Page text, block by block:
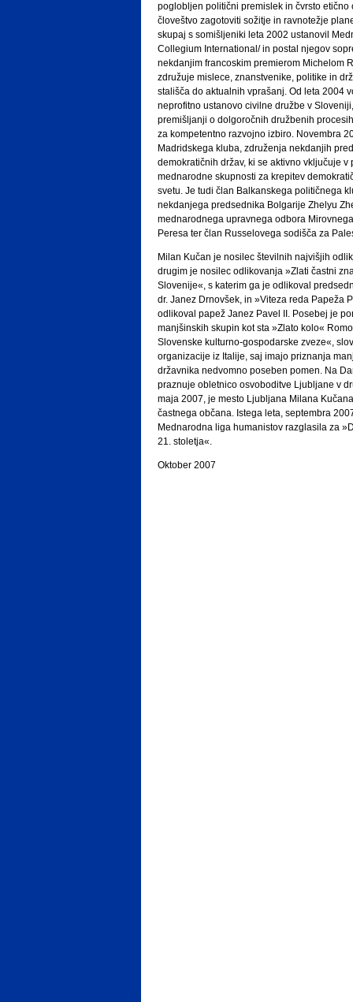
poglobljen politični premislek in čvrsto etično
človeštvo zagotoviti sožitje in ravnotežje
skupaj s somišljeniki leta 2002 ustanovil
Collegium International/ in postal njegov
nekdanjim francoskim premierom Michelom
združuje mislece, znanstvenike, politike in
stališča do aktualnih vprašanj. Od leta 2004
neprofitno ustanovo civilne družbe v
premišljanji o dolgoročnih družbenih
za kompetentno razvojno izbiro. Novembra
Madridskega kluba, združenja nekdanjih
demokratičnih držav, ki se aktivno vključuje v
mednarodne skupnosti za krepitev
svetu. Je tudi član Balkanskega političnega
nekdanjega predsednika Bolgarije Zhelyu
mednarodnega upravnega odbora
Peresa ter član Russelovega sodišča za
Milan Kučan je nosilec številnih najvišjih
drugim je nosilec odlikovanja »Zlati častni
Slovenije«, s katerim ga je odlikoval
dr. Janez Drnovšek, in »Viteza reda Papeža
odlikoval papež Janez Pavel II. Posebej je
manjšinskih skupin kot sta »Zlato kolo«
Slovenske kulturno-gospodarske zveze«,
organizacije iz Italije, saj imajo priznanja
državnika nedvomno poseben pomen. Na
praznuje obletnico osvoboditve Ljubljane v
maja 2007, je mesto Ljubljana Milana
častnega občana. Istega leta, septembra
Mednarodna liga humanistov razglasila za
21. stoletja«.
Oktober 2007